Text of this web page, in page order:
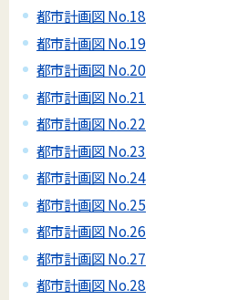
都市計画図 No.18
都市計画図 No.19
都市計画図 No.20
都市計画図 No.21
都市計画図 No.22
都市計画図 No.23
都市計画図 No.24
都市計画図 No.25
都市計画図 No.26
都市計画図 No.27
都市計画図 No.28